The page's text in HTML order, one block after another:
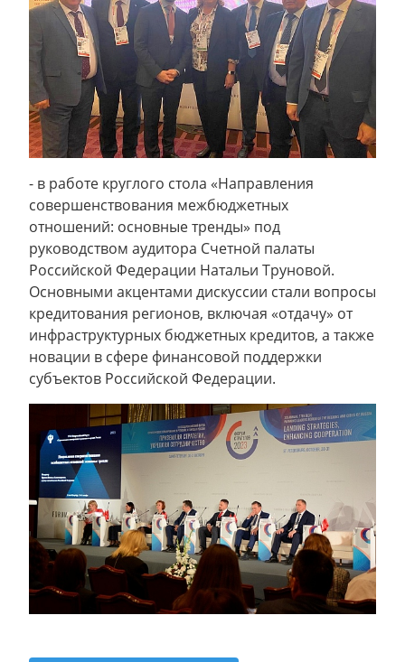
- в работе круглого стола «Направления
совершенствования межбюджетных
отношений: основные тренды» под
руководством аудитора Счетной палаты
Российской Федерации Натальи Труновой.
Основными акцентами дискуссии стали вопросы
кредитования регионов, включая «отдачу» от
инфраструктурных бюджетных кредитов, а также
новации в сфере финансовой поддержки
субъектов Российской Федерации.